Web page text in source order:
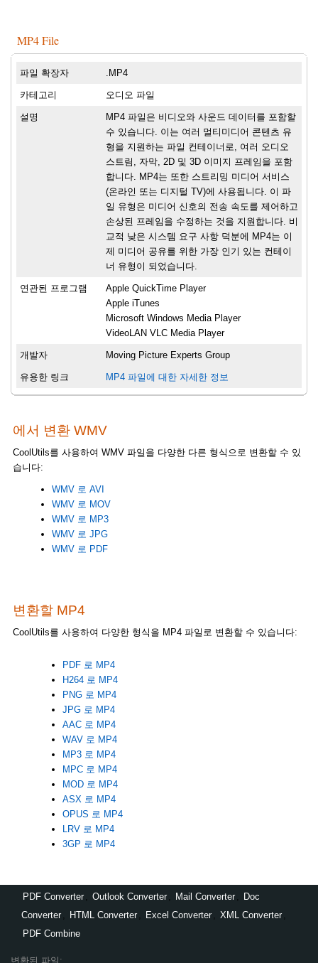
MP4 File
파일 확장자 .MP4
카테고리 오디오 파일
설명
MP4 파일은 비디오와 사운드 데이터를 포함할
수 있습니다. 이는 여러 멀티미디어 콘텐츠 유
형을 지원하는 파일 컨테이너로, 여러 오디오
스트림, 자막, 2D 및 3D 이미지 프레임을 포함
합니다. MP4는 또한 스트리밍 미디어 서비스
(온라인 또는 디지털 TV)에 사용됩니다. 이 파
일 유형은 미디어 신호의 전송 속도를 제어하고
손상된 프레임을 수정하는 것을 지원합니다. 비
교적 낮은 시스템 요구 사항 덕분에 MP4는 이
제 미디어 공유를 위한 가장 인기 있는 컨테이
너 유형이 되었습니다.
연관된 프로그램
Apple QuickTime Player
Apple iTunes
Microsoft Windows Media Player
VideoLAN VLC Media Player
개발자 Moving Picture Experts Group
유용한 링크 MP4 파일에 대한 자세한 정보
에서 변환 WMV
CoolUtils를 사용하여 WMV 파일을 다양한 다른 형식으로 변환할 수 있
습니다:
WMV 로 AVI
WMV 로 MOV
WMV 로 MP3
WMV 로 JPG
WMV 로 PDF
변환할 MP4
CoolUtils를 사용하여 다양한 형식을 MP4 파일로 변환할 수 있습니다:
PDF 로 MP4
H264 로 MP4
PNG 로 MP4
JPG 로 MP4
AAC 로 MP4
WAV 로 MP4
MP3 로 MP4
MPC 로 MP4
MOD 로 MP4
ASX 로 MP4
OPUS 로 MP4
LRV 로 MP4
3GP 로 MP4
PDF Converter Outlook Converter Mail Converter
Doc
Converter
HTML Converter Excel Converter XML Converter
PDF Combine
변환된 파일: